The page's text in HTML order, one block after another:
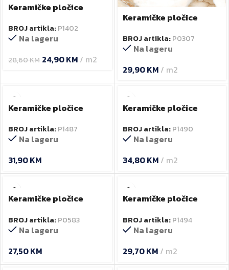
Keramičke pločice
BROJ artikla:P1402
Na lageru
28,60KM 24,90KM m2
Keramičke pločice
ORO
BROJ artikla:P0307
Na lageru
29,90KM m2
Keramičke pločice
LEAD
BROJ artikla:P1487
Na lageru
31,90KM
Keramičke pločice
BROJ artikla:P1490
Na lageru
34,80KM m2
Keramičke pločice
BROJ artikla:P0583
Na lageru
27,50KM
Keramičke pločice
bianco
BROJ artikla:P1494
Na lageru
29,70KM m2